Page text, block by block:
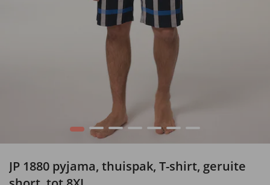
1 2 3 4 5 6 7
JP 1880 pyjama, thuispak, T-shirt, geruite